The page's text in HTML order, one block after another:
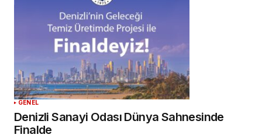
GENEL
Denizli Sanayi Odası Dünya Sahnesinde
Finalde